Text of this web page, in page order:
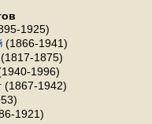
1925)
(1866-1941)
(1817-1875)
1996)
(1867-1942)
1921)